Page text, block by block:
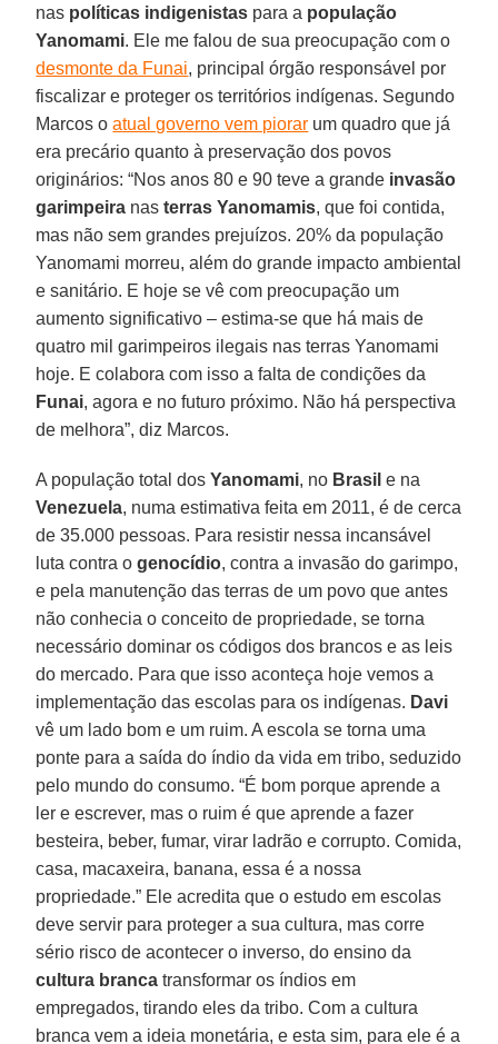
nas políticas indigenistas para a população
Yanomami. Ele me falou de sua preocupação com o
desmonte da Funai, principal órgão responsável por
fiscalizar e proteger os territórios indígenas. Segundo
Marcos oatual governo vem piorar um quadro que já
era precário quanto à preservação dos povos
originários: “Nos anos 80 e 90 teve a grande invasão
garimpeira nasterras Yanomamis, que foi contida,
mas não sem grandes prejuízos. 20% da população
Yanomami morreu, além do grande impacto ambiental
e sanitário. E hoje se vê com preocupação um
aumento significativo – estima-se que há mais de
quatro mil garimpeiros ilegais nas terras Yanomami
hoje. E colabora com isso a falta de condições da
Funai, agora e no futuro próximo. Não há perspectiva
de melhora”, diz Marcos.
A população total dosYanomami, no Brasil e na
Venezuela, numa estimativa feita em 2011, é de cerca
de 35.000 pessoas. Para resistir nessa incansável
luta contra ogenocídio, contra a invasão do garimpo,
e pela manutenção das terras de um povo que antes
não conhecia o conceito de propriedade, se torna
necessário dominar os códigos dos brancos e as leis
do mercado. Para que isso aconteça hoje vemos a
implementação das escolas para os indígenas. Davi
vê um lado bom e um ruim. A escola se torna uma
ponte para a saída do índio da vida em tribo, seduzido
pelo mundo do consumo. “É bom porque aprende a
ler e escrever, mas o ruim é que aprende a fazer
besteira, beber, fumar, virar ladrão e corrupto. Comida,
casa, macaxeira, banana, essa é a nossa
propriedade.” Ele acredita que o estudo em escolas
deve servir para proteger a sua cultura, mas corre
sério risco de acontecer o inverso, do ensino da
cultura branca transformar os índios em
empregados, tirando eles da tribo. Com a cultura
branca vem a ideia monetária, e esta sim, para ele é a